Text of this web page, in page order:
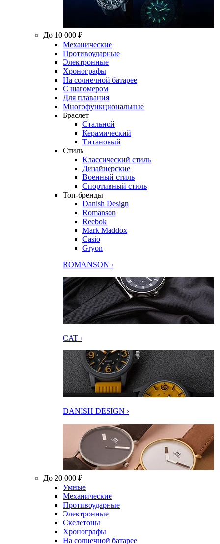
До 10 000 ₽
Механические
Противоударные
Электронные
Хронографы
На солнечной батарее
С шагомером
Для плавания
Многофункциональные
Браслет
Стальной
Керамический
Титановый
Стиль
Классический стиль
Дизайнерские
Военный стиль
Спортивный стиль
Топ-бренды
Danish Design
Romanson
Reebok
Mark Maddox
Casio
Gryon
ROMANSON ›
CAT ›
DANISH DESIGN ›
До 20 000 ₽
Умные
Механические
Противоударные
Электронные
Скелетоны
Хронографы
На солнечной батарее